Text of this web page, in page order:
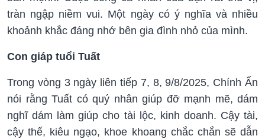
tràn ngập niềm vui. Một ngày có ý nghĩa và nhiều
khoảnh khắc đáng nhớ bên gia đình nhỏ của mình.
Con giáp tuổi Tuất
Trong vòng 3 ngày liên tiếp 7, 8, 9/8/2025, Chính Ấn
nói rằng Tuất có quý nhân giúp đỡ mạnh mẽ, dám
nghĩ dám làm giúp cho tài lộc, kinh doanh. Cậy tài,
cậy thế, kiêu ngạo, khoe khoang chắc chắn sẽ dẫn